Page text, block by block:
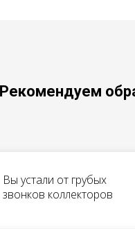
Рекомендуем
Вы устали от грубых
звонков коллекторов